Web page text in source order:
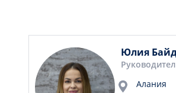
Юлия
Алания